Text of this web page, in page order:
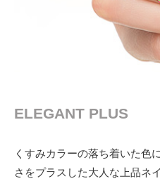
ELEGANT PLUS
くすみカラーの落ち着いた色
さをプラスした大人な上品ネ